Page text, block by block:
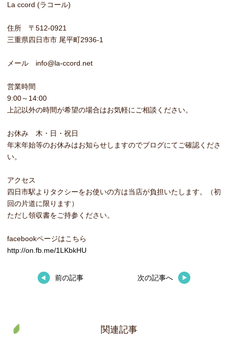
La ccord (ラコール)
住所 〒512-0921
三重県四日市市 尾平町2936-1
メール info@la-ccord.net
営業時間
9:00～14:00
上記以外の時間が希望の場合はお気軽にご相談ください。
お休み 木・日・祝日
年末年始等のお休みはお知らせしますのでブログにてご確認くださ
い。
アクセス
四日市駅よりタクシーをお使いの方は当店が負担いたします。（初
回の片道に限ります）
ただし領収書をご持参ください。
facebookページはこちら
http://on.fb.me/1LKbkHU
前の記事 次の記事へ
関連記事